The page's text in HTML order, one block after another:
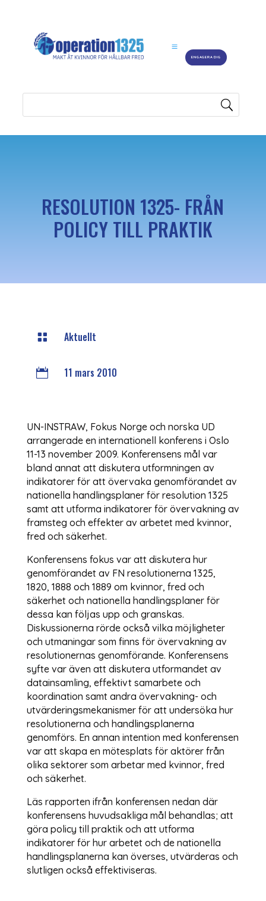
ENGAGERA DIG
RESOLUTION 1325- FRÅN
POLICY TILL PRAKTIK
 Aktuellt
 11 mars 2010
UN-INSTRAW, Fokus Norge och norska UD
arrangerade en internationell konferens i Oslo
11-13 november 2009. Konferensens mål var
bland annat att diskutera utformningen av
indikatorer för att övervaka genomförandet av
nationella handlingsplaner för resolution 1325
samt att utforma indikatorer för övervakning av
framsteg och effekter av arbetet med kvinnor,
fred och säkerhet.
Konferensens fokus var att diskutera hur
genomförandet av FN resolutionerna 1325,
1820, 1888 och 1889 om kvinnor, fred och
säkerhet och nationella handlingsplaner för
dessa kan följas upp och granskas.
Diskussionerna rörde också vilka möjligheter
och utmaningar som finns för övervakning av
resolutionernas genomförande. Konferensens
syfte var även att diskutera utformandet av
datainsamling, effektivt samarbete och
koordination samt andra övervakning- och
utvärderingsmekanismer för att undersöka hur
resolutionerna och handlingsplanerna
genomförs. En annan intention med konferensen
var att skapa en mötesplats för aktörer från
olika sektorer som arbetar med kvinnor, fred
och säkerhet.
Läs rapporten ifrån konferensen nedan där
konferensens huvudsakliga mål behandlas; att
göra policy till praktik och att utforma
indikatorer för hur arbetet och de nationella
handlingsplanerna kan överses, utvärderas och
slutligen också effektiviseras.